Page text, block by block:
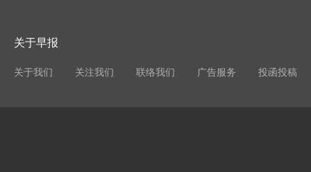
关于早报
关于我们 关注我们 联络我们 广告服务 投函投稿